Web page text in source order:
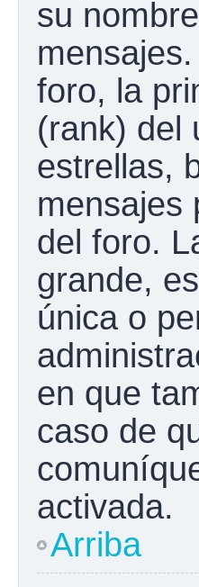
su
foro, la
(rank) del
estrellas,
mensajes
del foro.
grande,
única o
en que
caso de
activada.
Arriba